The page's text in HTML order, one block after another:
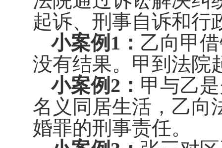
起诉、刑事自诉和行
小案例 1 ： 乙向甲
没有结果。甲到法院
小案例2 ： 甲与乙
名义同居生活，乙向
婚罪的刑事责任。